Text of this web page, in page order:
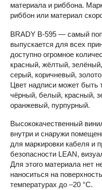
материала и риббона.
риббон или материал
BRADY B-595 — самый
выпускается для всех
доступно огромное
красный, жёлтый,
серый, коричневый,
Цвет надписи может быть
чёрный, белый, красный,
оранжевый, пурпурный.
Высококачественный
внутри и снаружи
для маркировки кабеля и
безопасности LEAN,
Для этого материала нет
наноситься на
температурах до –20 °С.